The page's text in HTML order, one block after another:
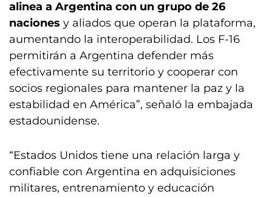
alinea a Argentina con un grupo de 26
naciones y aliados que operan la plataforma,
aumentando la interoperabilidad. Los F-16
permitirán a Argentina defender más
efectivamente su territorio y cooperar con
socios regionales para mantener la paz y la
estabilidad en América”, señaló la embajada
estadounidense.
“Estados Unidos tiene una relación larga y
confiable con Argentina en adquisiciones
militares, entrenamiento y educación